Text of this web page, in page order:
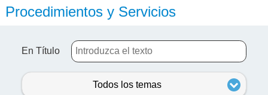
Procedimientos y Servicios
En Título
Todos los temas